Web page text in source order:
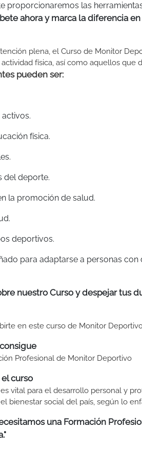
proporcionaremos las
ahora y marca la diferencia
plena, el Curso de Monitor
física, así como aquellos
pueden ser:
física.
del deporte.
la promoción de salud.
deportivos.
para adaptarse a personas
nuestro Curso y despejar tus
en este curso de Monitor
Profesional de Monitor Deportivo
curso
vital para el desarrollo personal y
bienestar social del país, según lo
una Formación